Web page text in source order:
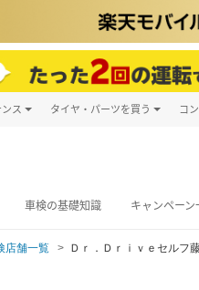
ス タイヤ・パーツを買う コ
車検の基礎知識 キャンペーン
店舗一覧 Ｄｒ．Ｄｒｉｖｅセルフ